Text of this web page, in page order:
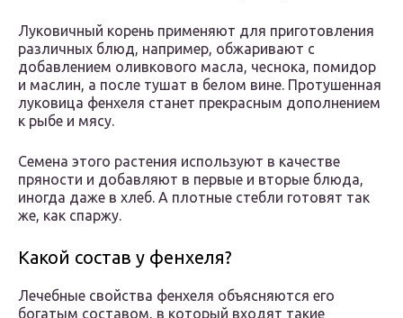
Луковичный корень применяют для приготовления
различных блюд, например, обжаривают с
добавлением оливкового масла, чеснока, помидор
и маслин, а после тушат в белом вине. Протушенная
луковица фенхеля станет прекрасным дополнением
к рыбе и мясу.
Семена этого растения используют в качестве
пряности и добавляют в первые и вторые блюда,
иногда даже в хлеб. А плотные стебли готовят так
же, как спаржу.
Какой состав у фенхеля?
Лечебные свойства фенхеля объясняются его
богатым составом, в который входят такие